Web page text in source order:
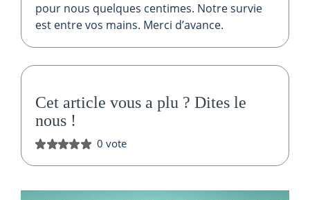
pour nous quelques centimes. Notre survie
est entre vos mains. Merci d’avance.
Cet article vous a plu ? Dites le
nous !
0 vote